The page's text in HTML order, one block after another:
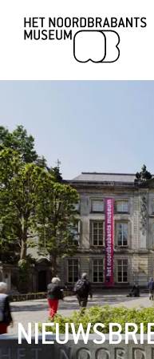
PLAN JE
ONDERWIJS